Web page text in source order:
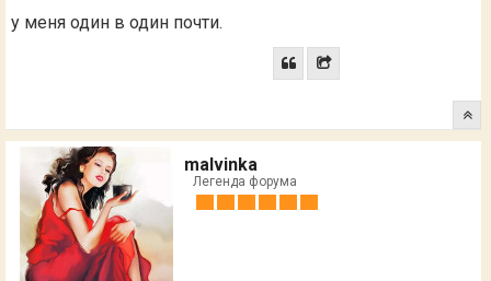
у меня один в один почти.
malvinka
Легенда форума